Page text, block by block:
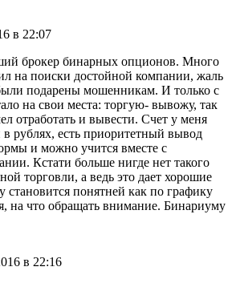
в 22:07
брокер бинарных опционов. Много
на поиски достойной компании, жаль
подарены мошенникам. И только с
на свои места: торгую- вывожу, так
отработать и вывести. Счет у меня
в рублях, есть приоритетный вывод
и можно учится вместе с
Кстати больше нигде нет такого
торговли, а ведь это дает хорошие
становится понятней как по графику
на что обращать внимание. Бинариуму
в 22:16